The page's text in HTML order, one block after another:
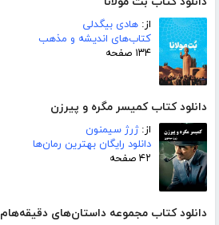
از: هادی بیگدلی
کتاب‌های اندیشه و مذهب
۱۳۴ صفحه
دانلود کتاب کمیسر مگره و پیرزن
از:ژرژ سیمنون
دانلود رایگان بهترین رمان‌ها
۴۲ صفحه
دانلود کتاب مجموعه داستان‌های دقیقه‌هام